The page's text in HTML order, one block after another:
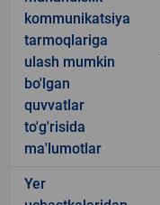
kommunikatsiya
tarmoqlariga
ulash mumkin
bo'lgan
quvvatlar
to'g'risida
ma'lumotlar
Yer